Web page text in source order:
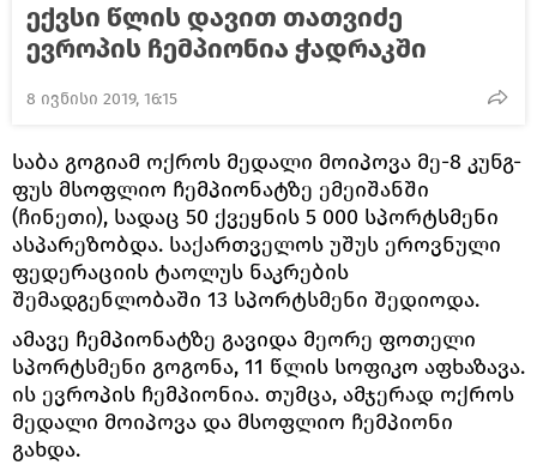
ექვსი წლის დავით თათვიძე
ევროპის ჩემპიონია ჭადრაკში
8 ივნისი 2019, 16:15
საბა გოგიამ ოქროს მედალი მოიპოვა მე-8 კუნგ-
ფუს მსოფლიო ჩემპიონატზე ემეიშანში
(ჩინეთი), სადაც 50 ქვეყნის 5 000 სპორტსმენი
ასპარეზობდა. საქართველოს უშუს ეროვნული
ფედერაციის ტაოლუს ნაკრების
შემადგენლობაში 13 სპორტსმენი შედიოდა.
ამავე ჩემპიონატზე გავიდა მეორე ფოთელი
სპორტსმენი გოგონა, 11 წლის სოფიკო აფხაზავა.
ის ევროპის ჩემპიონია. თუმცა, ამჯერად ოქროს
მედალი მოიპოვა და მსოფლიო ჩემპიონი
გახდა.